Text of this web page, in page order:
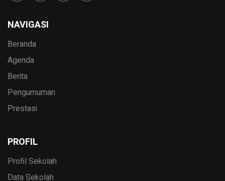
NAVIGASI
Beranda
Agenda
Berita
Pengumuman
Prestasi
PROFIL
Profil Sekolah
Data Sekolah